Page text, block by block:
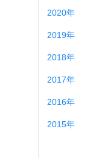
2020年
2019年
2018年
2017年
2016年
2015年